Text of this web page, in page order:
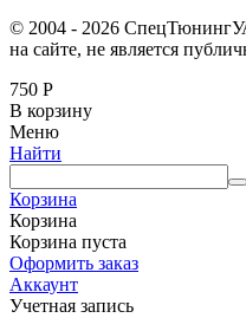
© 2004 - 2026
на сайте, не является
750 Р
В корзину
Меню
Найти
Корзина
Корзина
Корзина пуста
Оформить заказ
Аккаунт
Учетная запись